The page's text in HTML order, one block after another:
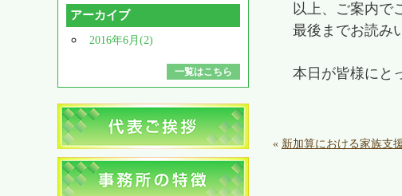
以上、ご案内で
最後までお読み
本日が皆様にと
« 新加算における家族支
アーカイブ
2016年6月(2)
一覧はこちら